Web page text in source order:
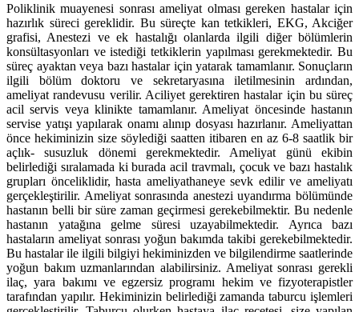
Poliklinik muayenesi sonrası ameliyat olması gereken hastalar için
hazırlık süreci gereklidir. Bu süreçte kan tetkikleri, EKG, Akciğer
grafisi, Anestezi ve ek hastalığı olanlarda ilgili diğer bölümlerin
konsültasyonları ve istediği tetkiklerin yapılması gerekmektedir. Bu
süreç ayaktan veya bazı hastalar için yatarak tamamlanır. Sonuçların
ilgili bölüm doktoru ve sekretaryasına iletilmesinin ardından,
ameliyat randevusu verilir. Aciliyet gerektiren hastalar için bu süreç
acil servis veya klinikte tamamlanır. Ameliyat öncesinde hastanın
servise yatışı yapılarak onamı alınıp dosyası hazırlanır. Ameliyattan
önce hekiminizin size söylediği saatten itibaren en az 6-8 saatlik bir
açlık- susuzluk dönemi gerekmektedir. Ameliyat günü ekibin
belirlediği sıralamada ki burada acil travmalı, çocuk ve bazı hastalık
grupları önceliklidir, hasta ameliyathaneye sevk edilir ve ameliyatı
gerçekleştirilir. Ameliyat sonrasında anestezi uyandırma bölümünde
hastanın belli bir süre zaman geçirmesi gerekebilmektir. Bu nedenle
hastanın yatağına gelme süresi uzayabilmektedir. Ayrıca bazı
hastaların ameliyat sonrası yoğun bakımda takibi gerekebilmektedir.
Bu hastalar ile ilgili bilgiyi hekiminizden ve bilgilendirme saatlerinde
yoğun bakım uzmanlarından alabilirsiniz. Ameliyat sonrası gerekli
ilaç, yara bakımı ve egzersiz programı hekim ve fizyoterapistler
tarafından yapılır. Hekiminizin belirlediği zamanda taburcu işlemleri